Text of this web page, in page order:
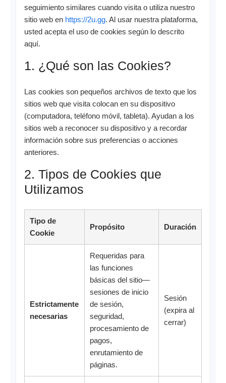
seguimiento similares cuando visita o utiliza nuestro
sitio web en https://2u.gg. Al usar nuestra plataforma,
usted acepta el uso de cookies según lo descrito
aquí.
1. ¿Qué son las Cookies?
Las cookies son pequeños archivos de texto que los
sitios web que visita colocan en su dispositivo
(computadora, teléfono móvil, tableta). Ayudan a los
sitios web a reconocer su dispositivo y a recordar
información sobre sus preferencias o acciones
anteriores.
2. Tipos de Cookies que
Utilizamos
Tipo de
Cookie
Propósito Duración
Estrictamente
necesarias
Requeridas para
las funciones
básicas del sitio—
sesiones de inicio
de sesión,
seguridad,
procesamiento de
pagos,
enrutamiento de
páginas.
Sesión
(expira al
cerrar)